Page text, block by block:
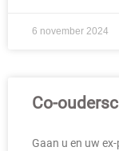
6 november 2024
Co-
Gaan u en uw